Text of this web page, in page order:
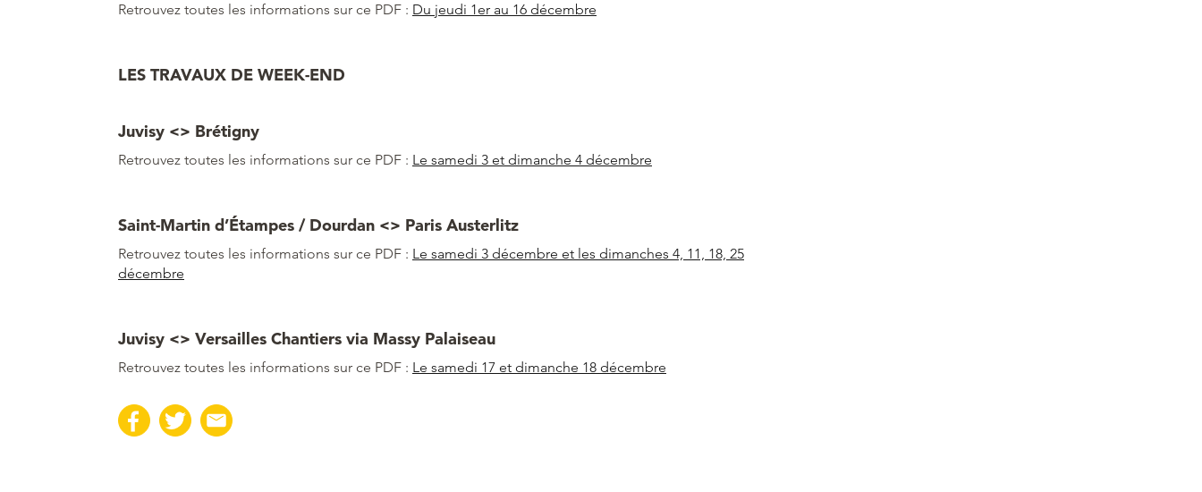
Retrouvez toutes les informations sur ce PDF : Du jeudi 1er au 16 décembre
LES TRAVAUX DE WEEK-END
Juvisy <> Brétigny
Retrouvez toutes les informations sur ce PDF : Le samedi 3 et dimanche 4 décembre
Saint-Martin d’Étampes / Dourdan <> Paris Austerlitz
Retrouvez toutes les informations sur ce PDF : Le samedi 3 décembre et les dimanches 4, 11, 18, 25
décembre
Juvisy <> Versailles Chantiers via Massy Palaiseau
Retrouvez toutes les informations sur ce PDF : Le samedi 17 et dimanche 18 décembre